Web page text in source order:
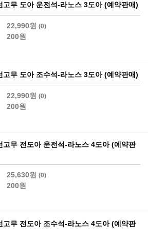
고무 도아 운전석-라노스 3도아 (예약판매)
22,990원 (0)
200원
고무 도아 조수석-라노스 3도아 (예약판매)
22,990원 (0)
200원
고무 전도아 운전석-라노스 4도아 (예약판
25,630원 (0)
200원
고무 전도아 조수석-라노스 4도아 (예약판